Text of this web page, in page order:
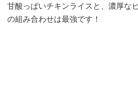
甘酸っぱいチキンライスと、濃厚な
の組み合わせは最強です！